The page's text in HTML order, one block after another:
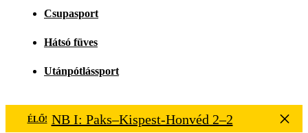
Csupasport
Hátsó füves
Utánpótlássport
ÉLŐ! NB I: Paks–Kispest-Honvéd 2–2